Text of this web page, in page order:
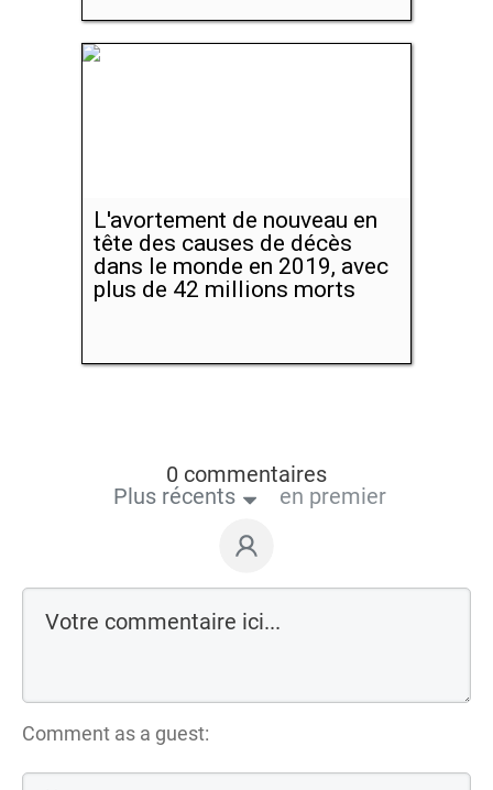
L'avortement de nouveau en
tête des causes de décès
dans le monde en 2019, avec
plus de 42 millions morts
0 commentaires
Plus récents
en premier
Comment as a guest: